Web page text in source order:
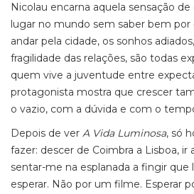
Nicolau encarna aquela sensação
lugar no mundo sem saber bem por
andar pela cidade, os sonhos
fragilidade das relações, são todas
quem vive a juventude entre
protagonista mostra que crescer
o vazio, com a dúvida e com o
Depois de ver A Vida Luminosa, só
fazer: descer de Coimbra a Lisboa, ir
sentar-me na esplanada a fingir que
esperar. Não por um filme. Esperar